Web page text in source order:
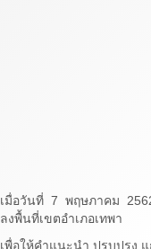
เมื่อวันที่ 7 พฤษภาคม
ลงพื้นที่เขตอำเภอเทพา
เพื่อให้คำแนะนำ ปรุบปรุง